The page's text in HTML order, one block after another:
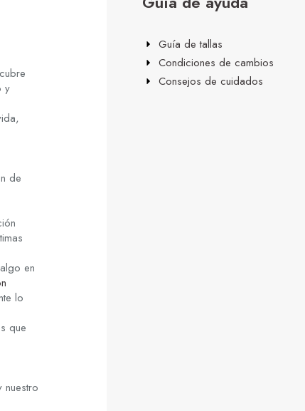
y
de
en
lo
que
nuestro
Guía de tallas
Condiciones de cambios
Consejos de cuidados